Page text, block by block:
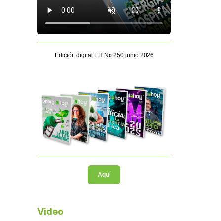
Edición digital EH No 250 junio 2026
Aquí
Video